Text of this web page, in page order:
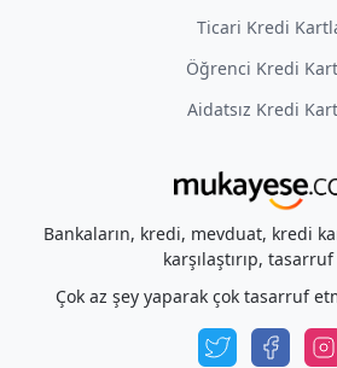
Ticari Kredi
Öğrenci Kredi
Aidatsız Kredi
Bankaların, kredi, mevduat, kredi
karşılaştırıp,
Çok az şey yaparak çok tasarruf